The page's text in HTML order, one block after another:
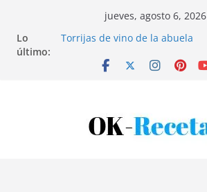
contenido
jueves, agosto 6, 2026
Lo
último:
Torrijas de vino de la abuela
Bandeja de pescaíto frito